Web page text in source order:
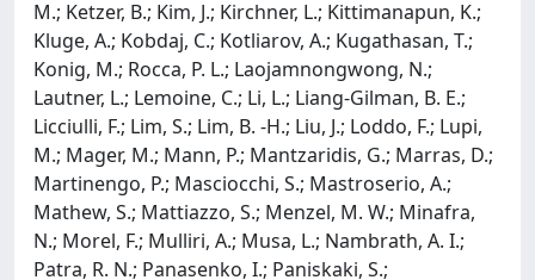
M.; Ketzer, B.; Kim, J.; Kirchner, L.; Kittimanapun, K.;
Kluge, A.; Kobdaj, C.; Kotliarov, A.; Kugathasan, T.;
Konig, M.; Rocca, P. L.; Laojamnongwong, N.;
Lautner, L.; Lemoine, C.; Li, L.; Liang-Gilman, B. E.;
Licciulli, F.; Lim, S.; Lim, B. -H.; Liu, J.; Loddo, F.; Lupi,
M.; Mager, M.; Mann, P.; Mantzaridis, G.; Marras, D.;
Martinengo, P.; Masciocchi, S.; Mastroserio, A.;
Mathew, S.; Mattiazzo, S.; Menzel, M. W.; Minafra,
N.; Morel, F.; Mulliri, A.; Musa, L.; Nambrath, A. I.;
Patra, R. N.; Panasenko, I.; Paniskaki, S.;